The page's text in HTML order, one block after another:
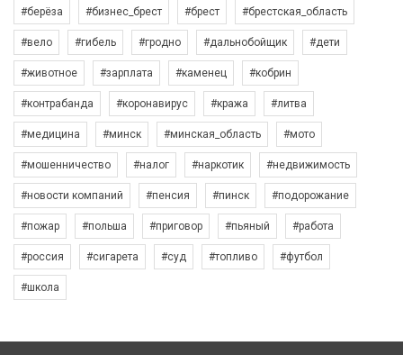
#берёза #бизнес_брест #брест #брестская_область
#вело #гибель #гродно #дальнобойщик #дети
#животное #зарплата #каменец #кобрин
#контрабанда #коронавирус #кража #литва
#медицина #минск #минская_область #мото
#мошенничество #налог #наркотик #недвижимость
#новости компаний #пенсия #пинск #подорожание
#пожар #польша #приговор #пьяный #работа
#россия #сигарета #суд #топливо #футбол
#школа